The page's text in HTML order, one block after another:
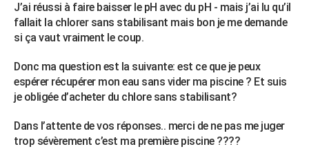
Dictionnaire
Biographies
Citations
Expressions
Proverbes
PROGRAMME TV
COPAINS D'AVANT
S'inscrire
Se connecter
Lycées
Collèges
Primaires
Universités
Entreprises
Service militaire
Avis de recherche
AVIS DE DÉCÈS
FORUM
Bricolage
Lifestyle
Culture
Sport
Auto
Television
Voyage
Cinema
J’ai réussi à faire baisser le pH avec du pH - mais j’ai lu qu’il
fallait la chlorer sans stabilisant mais bon je me demande
si ça vaut vraiment le coup.
Donc ma question est la suivante: est ce que je peux
espérer récupérer mon eau sans vider ma piscine ? Et suis
je obligée d’acheter du chlore sans stabilisant?
Dans l’attente de vos réponses.. merci de ne pas me juger
trop sévèrement c’est ma première piscine ????